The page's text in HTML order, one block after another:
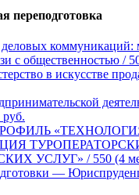
переподготовка
коммуникаций:
с общественностью /
в искусстве
руб.
УСЛУГ» / 550 (4
—